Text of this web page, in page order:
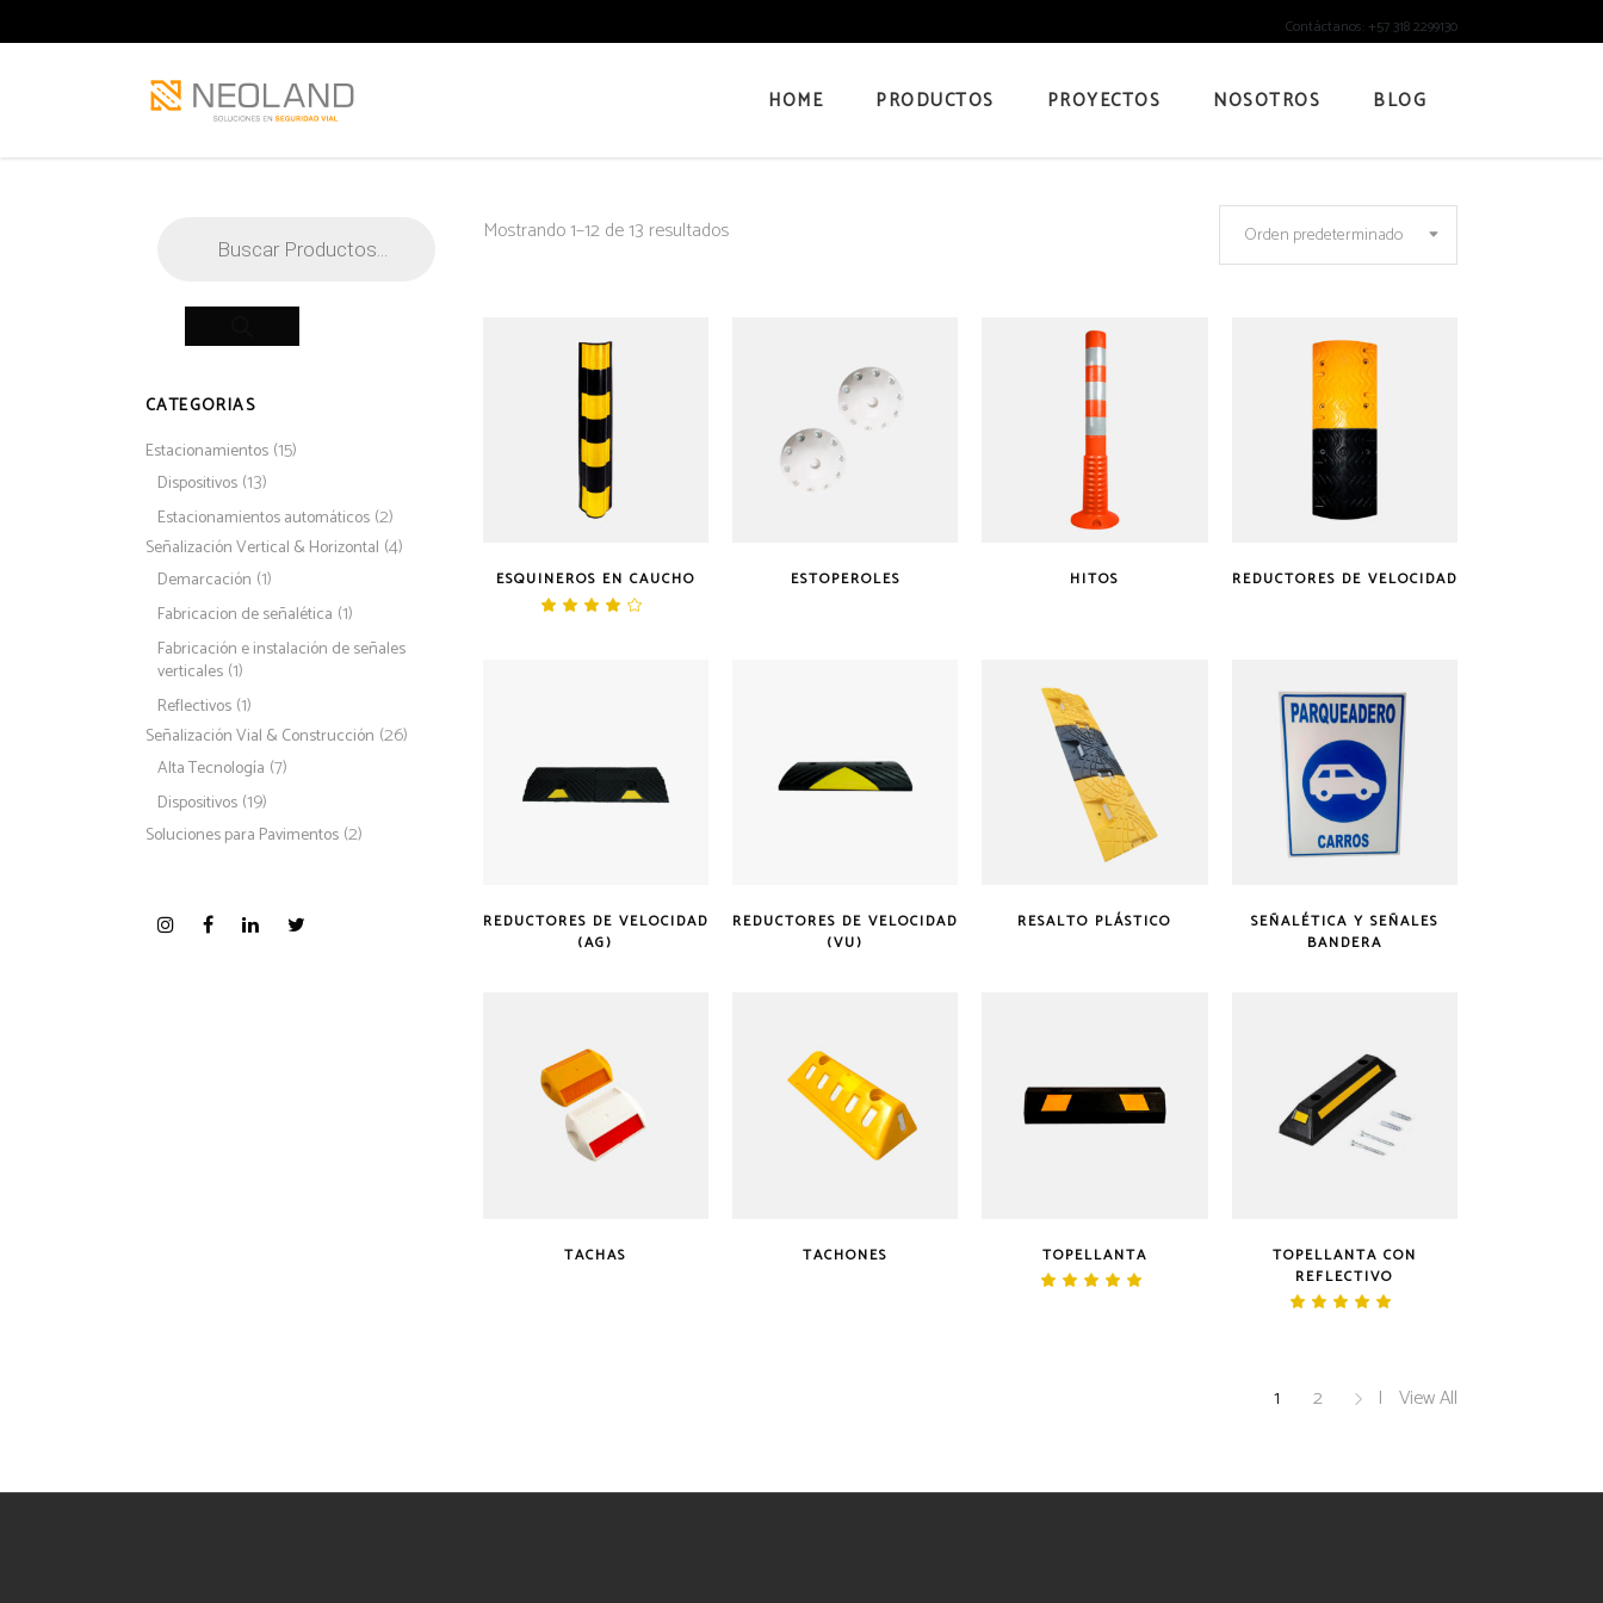
Contáctanos: +57 318 2299130
HOME PRODUCTOS PROYECTOS NOSOTROS BLOG
Mostrando 1–12 de 13 resultados Orden predeterminado
ESQUINEROS EN CAUCHO ESTOPEROLES HITOS REDUCTORES DE VELOCIDAD
REDUCTORES DE VELOCIDAD
(AG)
REDUCTORES DE VELOCIDAD
(VU)
RESALTO PLÁSTICO
SEÑALÉTICA Y SEÑALES
BANDERA
TACHAS TACHONES TOPELLANTA
Valorado
TOPELLANTA CON
REFLECTIVO
1 2 View All
productos
CATEGORIAS
Estacionamientos (15)
Dispositivos (13)
Estacionamientos automáticos (2)
Señalización Vertical & Horizontal (4)
Demarcación (1)
Fabricacion de señalética (1)
Fabricación e instalación de señales
verticales (1)
Reflectivos (1)
Señalización Vial & Construcción (26)
Alta Tecnología (7)
Dispositivos (19)
Soluciones para Pavimentos (2)